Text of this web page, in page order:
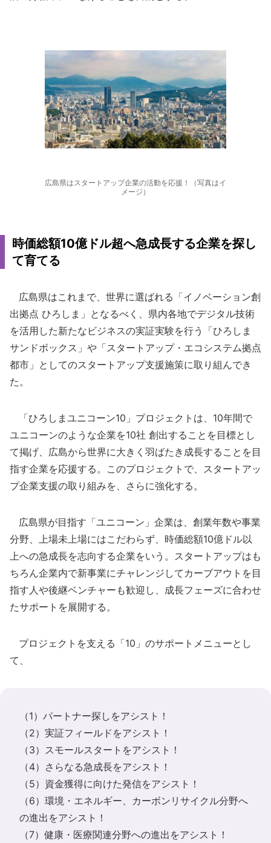
広島県はスタートアップ企業の活動を応援！（写真はイ
メージ）
時価総額10億ドル超へ急成長する企業を探し
て育てる
広島県はこれまで、世界に選ばれる「イノベーション創
出拠点 ひろしま」となるべく、県内各地でデジタル技術
を活用した新たなビジネスの実証実験を行う「ひろしま
サンドボックス」や「スタートアップ・エコシステム拠点
都市」としてのスタートアップ支援施策に取り組んでき
た。
「ひろしまユニコーン10」プロジェクトは、10年間で
ユニコーンのような企業を10社 創出することを目標とし
て掲げ、広島から世界に大きく羽ばたき成長することを目
指す企業を応援する。このプロジェクトで、スタートアッ
プ企業支援の取り組みを、さらに強化する。
広島県が目指す「ユニコーン」企業は、創業年数や事業
分野、上場未上場にはこだわらず、時価総額10億ドル以
上への急成長を志向する企業をいう。スタートアップはも
ちろん企業内で新事業にチャレンジしてカーブアウトを目
指す人や後継ベンチャーも歓迎し、成長フェーズに合わせ
たサポートを展開する。
プロジェクトを支える「10」のサポートメニューとし
て、
（1）パートナー探しをアシスト！
（2）実証フィールドをアシスト！
（3）スモールスタートをアシスト！
（4）さらなる急成長をアシスト！
（5）資金獲得に向けた発信をアシスト！
（6）環境・エネルギー、カーボンリサイクル分野へ
の進出をアシスト！
（7）健康・医療関連分野への進出をアシスト！